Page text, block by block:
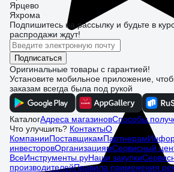
Ярцево
Яхрома
Подпишитесь на рассылку и будьте в
распродажи ждут!
Подписаться
Оригинальные товары с гарантией!
Установите мобильное приложение,
заказам всегда была под рукой
КаталогАдреса магазиновСпособы
Что улучшить? КонтактыО
КомпанииПоставщикамПартнерам
инвесторовОрганизациямСервисный
ВсеИнструменты.руНаши закупки
производителейПравила применения